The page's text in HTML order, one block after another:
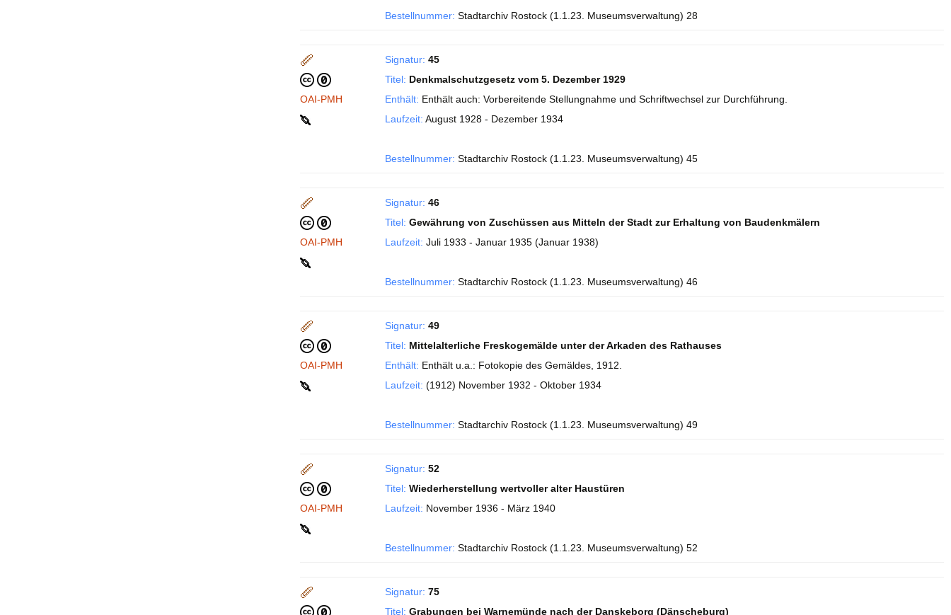
Bestellnummer: Stadtarchiv Rostock (1.1.23. Museumsverwaltung) 28
OAI-PMH
Signatur: 45
Titel: Denkmalschutzgesetz vom 5. Dezember 1929
Enthält: Enthält auch: Vorbereitende Stellungnahme und Schriftwechsel zur Durchführung.
Laufzeit: August 1928 - Dezember 1934
Bestellnummer: Stadtarchiv Rostock (1.1.23. Museumsverwaltung) 45
OAI-PMH
Signatur: 46
Titel: Gewährung von Zuschüssen aus Mitteln der Stadt zur Erhaltung von Baudenkmälern
Laufzeit: Juli 1933 - Januar 1935 (Januar 1938)
Bestellnummer: Stadtarchiv Rostock (1.1.23. Museumsverwaltung) 46
OAI-PMH
Signatur: 49
Titel: Mittelalterliche Freskogemälde unter der Arkaden des Rathauses
Enthält: Enthält u.a.: Fotokopie des Gemäldes, 1912.
Laufzeit: (1912) November 1932 - Oktober 1934
Bestellnummer: Stadtarchiv Rostock (1.1.23. Museumsverwaltung) 49
OAI-PMH
Signatur: 52
Titel: Wiederherstellung wertvoller alter Haustüren
Laufzeit: November 1936 - März 1940
Bestellnummer: Stadtarchiv Rostock (1.1.23. Museumsverwaltung) 52
Signatur: 75
Titel: Grabungen bei Warnemünde nach der Danskeborg (Dänscheburg)